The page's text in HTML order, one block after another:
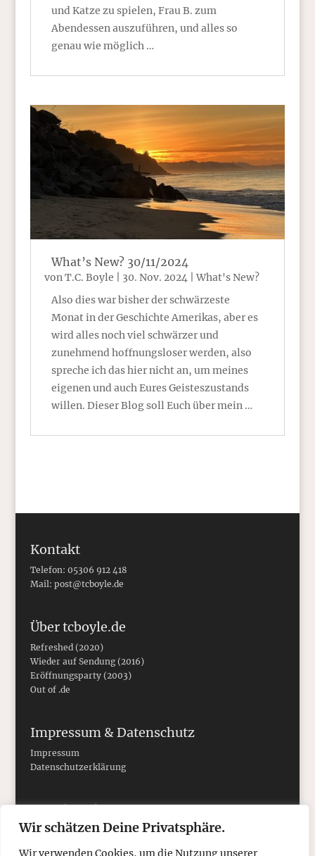
Wir schätzen Deine Privatsphäre.
Wir verwenden Cookies, um die Nutzung unserer
und Katze zu spielen, Frau B. zum
Abendessen auszuführen, und alles so
genau wie möglich …
What’s New? 30/11/2024
vonT.C. Boyle 30. Nov. 2024|What's New?
Also dies war bisher der schwärzeste
Monat in der Geschichte Amerikas, aber es
wird alles noch viel schwärzer und
zunehmend hoffnungsloser werden, also
spreche ich das hier nicht an, um meines
eigenen und auch Eures Geisteszustands
willen. Dieser Blog soll Euch über mein …
Kontakt
Telefon: 05306 912 418
Mail: post@tcboyle.de
Über tcboyle.de
Refreshed (2020)
Wieder auf Sendung (2016)
Eröffnungsparty (2003)
Out of .de
Impressum & Datenschutz
Impressum
Datenschutzerklärung
Social Media